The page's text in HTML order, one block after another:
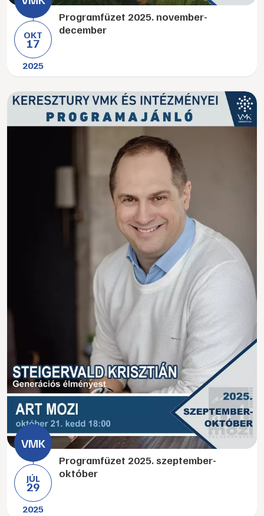
OKT
17
2025
Programfüzet 2025. november-
december
JÚL
29
2025
Programfüzet 2025. szeptember-
október